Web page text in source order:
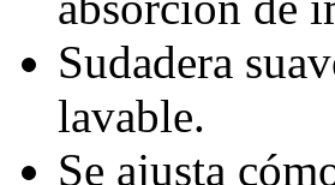
Sudadera
lavable.
Se ajusta